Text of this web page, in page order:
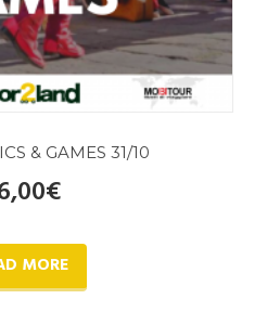
& GAMES 31/10
€
MORE